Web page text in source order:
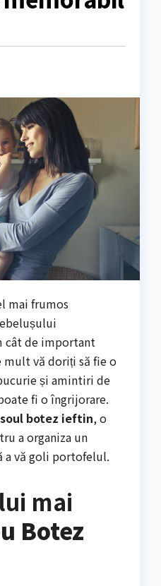
mai frumos
cât de important
vă doriți să fie o
și amintiri de
fi o îngrijorare.
botez ieftin, o
a organiza un
a vă goli portofelul.
mai
Botez